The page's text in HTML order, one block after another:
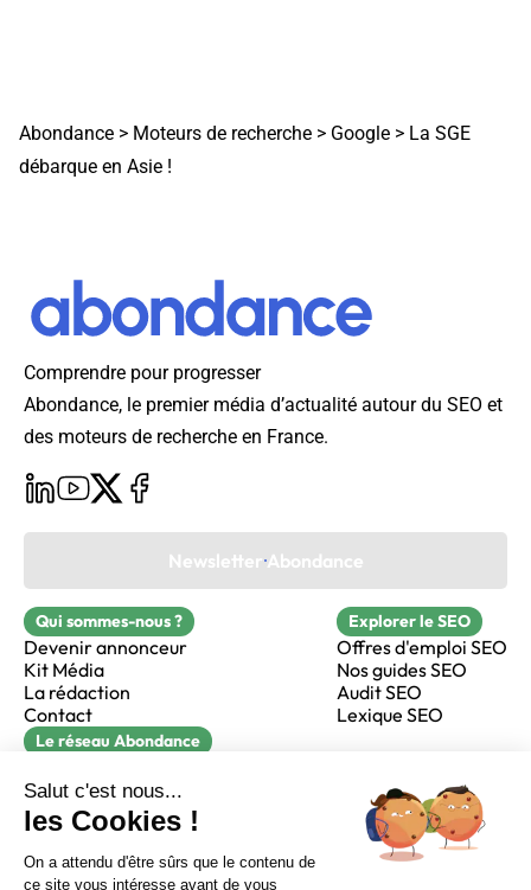
Sur LinkedIn Sur Youtube
Abondance > Moteurs de recherche > Google > La SGE
débarque en Asie !
Comprendre pour progresser
Abondance, le premier média d’actualité autour du SEO et
des moteurs de recherche en France.
Newsletter Abondance
Qui sommes-nous ?
Devenir annonceur
Kit Média
La rédaction
Contact
Explorer le SEO
Offres d'emploi SEO
Nos guides SEO
Audit SEO
Lexique SEO
Le réseau Abondance
Réacteur
alfie formation